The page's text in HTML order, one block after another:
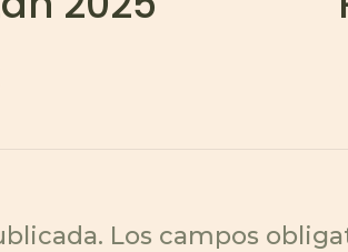
Los campos